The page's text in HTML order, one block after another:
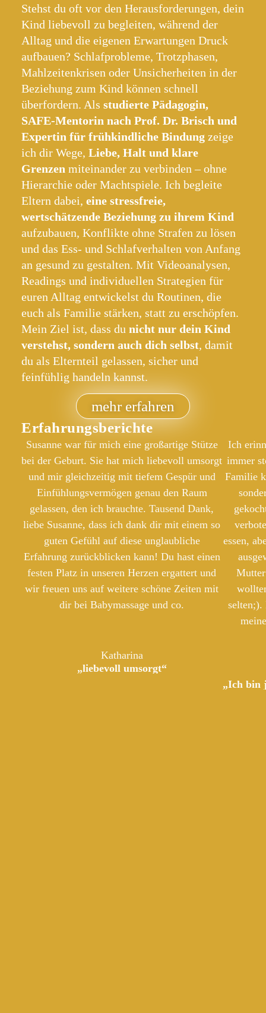
Stehst du oft vor den Herausforderungen, dein
Kind liebevoll zu begleiten, während der
Alltag und die eigenen Erwartungen Druck
aufbauen? Schlafprobleme, Trotzphasen,
Mahlzeitenkrisen oder Unsicherheiten in der
Beziehung zum Kind können schnell
überfordern. Als studierte Pädagogin,
SAFE-Mentorin nach Prof. Dr. Brisch und
Expertin für frühkindliche Bindung zeige
ich dir Wege, Liebe, Halt und klare
Grenzen miteinander zu verbinden – ohne
Hierarchie oder Machtspiele. Ich begleite
Eltern dabei, eine stressfreie,
wertschätzende Beziehung zu ihrem Kind
aufzubauen, Konflikte ohne Strafen zu lösen
und das Ess- und Schlafverhalten von Anfang
an gesund zu gestalten. Mit Videoanalysen,
Readings und individuellen Strategien für
euren Alltag entwickelst du Routinen, die
euch als Familie stärken, statt zu erschöpfen.
Mein Ziel ist, dass du nicht nur dein Kind
verstehst, sondern auch dich selbst, damit
du als Elternteil gelassen, sicher und
feinfühlig handeln kannst.
mehr erfahren
Erfahrungsberichte
Susanne war für mich eine großartige Stütze
bei der Geburt. Sie hat mich liebevoll umsorgt
und mir gleichzeitig mit tiefem Gespür und
Einfühlungsvermögen genau den Raum
gelassen, den ich brauchte. Tausend Dank,
liebe Susanne, dass ich dank dir mit einem so
guten Gefühl auf diese unglaubliche
Erfahrung zurückblicken kann! Du hast einen
festen Platz in unseren Herzen ergattert und
wir freuen uns auf weitere schöne Zeiten mit
dir bei Babymassage und co.
Katharina
„liebevoll umsorgt“
Ich
immer
Familie
essen,
selten;).
„Ich bin